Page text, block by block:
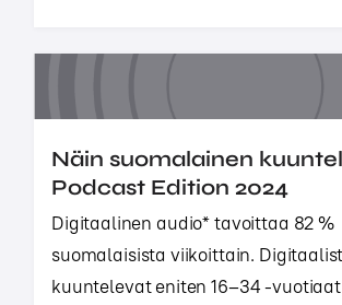
Näin suomalainen
Podcast Edition 2024
Digitaalinen audio* tavoittaa 82 %
suomalaisista viikoittain.
kuuntelevat eniten 16–34 -